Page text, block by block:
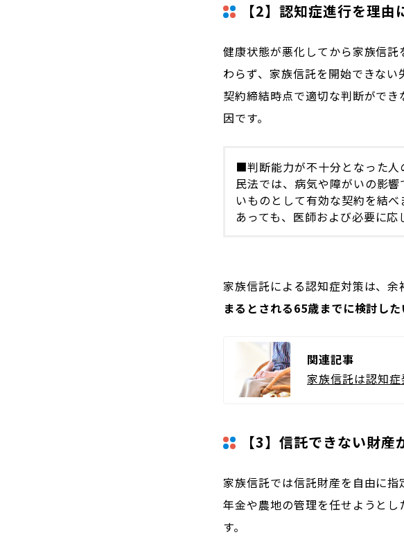
【2】認知症進行を理
健康状態が悪化してから家族信
わらず、家族信託を開始できない
契約締結時点で適切な判断がで
因です。
■判断能力が不十分となった人
民法では、病気や障がいの影
いものとして有効な契約を結
あっても、医師および必要に応
家族信託による認知症対策は、余
まるとされる65歳までに検討した
関連記事
家族信託は認知
【3】信託できない財産
家族信託では信託財産を自由に指
年金や農地の管理を任せようと
す。